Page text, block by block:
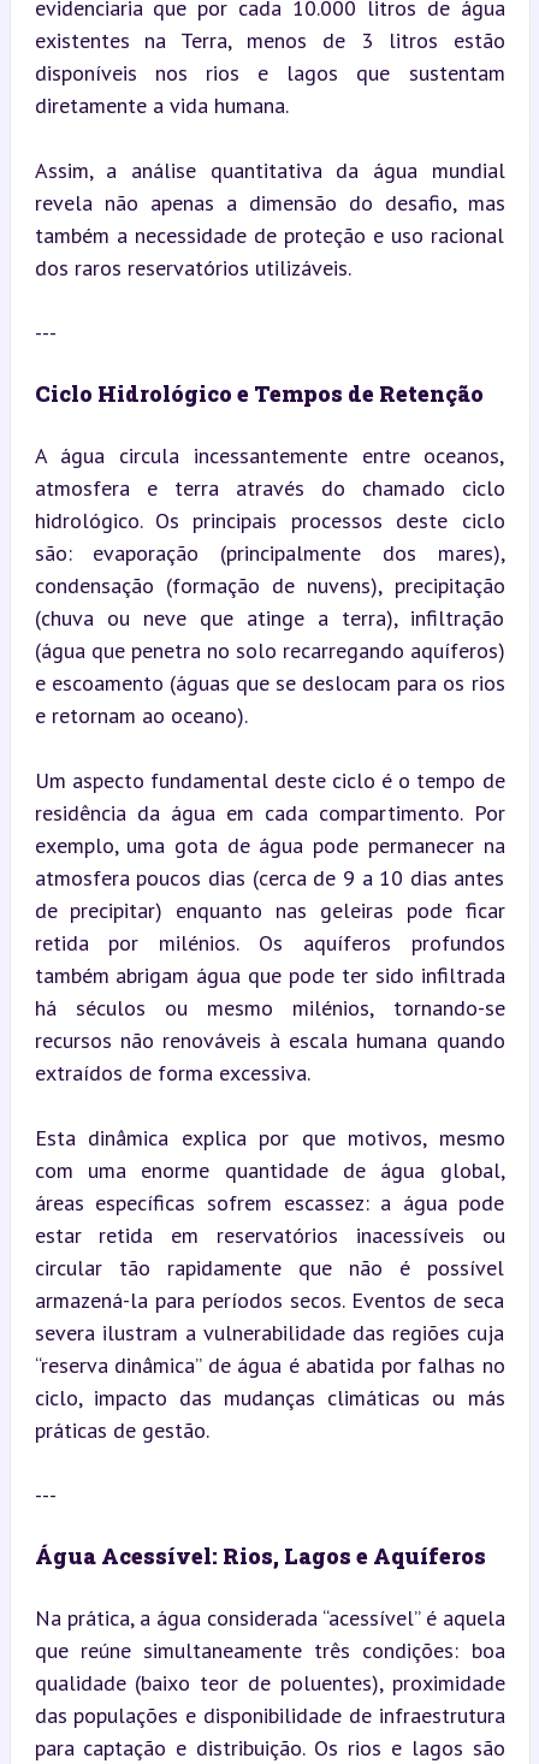
evidenciaria que por cada 10.000 litros de água
existentes na Terra, menos de 3 litros estão
disponíveis nos rios e lagos que sustentam
diretamente a vida humana.
Assim, a análise quantitativa da água mundial
revela não apenas a dimensão do desafio, mas
também a necessidade de proteção e uso racional
dos raros reservatórios utilizáveis.
---
Ciclo Hidrológico e Tempos de Retenção
A água circula incessantemente entre oceanos,
atmosfera e terra através do chamado ciclo
hidrológico. Os principais processos deste ciclo
são: evaporação (principalmente dos mares),
condensação (formação de nuvens), precipitação
(chuva ou neve que atinge a terra), infiltração
(água que penetra no solo recarregando aquíferos)
e escoamento (águas que se deslocam para os rios
e retornam ao oceano).
Um aspecto fundamental deste ciclo é o tempo de
residência da água em cada compartimento. Por
exemplo, uma gota de água pode permanecer na
atmosfera poucos dias (cerca de 9 a 10 dias antes
de precipitar) enquanto nas geleiras pode ficar
retida por milénios. Os aquíferos profundos
também abrigam água que pode ter sido infiltrada
há séculos ou mesmo milénios, tornando-se
recursos não renováveis à escala humana quando
extraídos de forma excessiva.
Esta dinâmica explica por que motivos, mesmo
com uma enorme quantidade de água global,
áreas específicas sofrem escassez: a água pode
estar retida em reservatórios inacessíveis ou
circular tão rapidamente que não é possível
armazená-la para períodos secos. Eventos de seca
severa ilustram a vulnerabilidade das regiões cuja
“reserva dinâmica” de água é abatida por falhas no
ciclo, impacto das mudanças climáticas ou más
práticas de gestão.
---
Água Acessível: Rios, Lagos e Aquíferos
Na prática, a água considerada “acessível” é aquela
que reúne simultaneamente três condições: boa
qualidade (baixo teor de poluentes), proximidade
das populações e disponibilidade de infraestrutura
para captação e distribuição. Os rios e lagos são